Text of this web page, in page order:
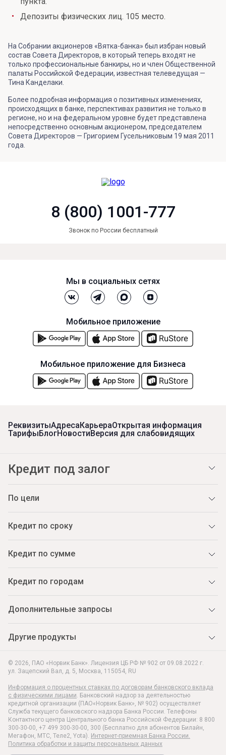
Депозиты физических лиц. 105 место.
На Собрании акционеров «Вятка-банка» был избран новый
состав Совета Директоров, в который теперь входят не
только профессиональные банкиры, но и член Общественной
палаты Российской Федерации, известная телеведущая —
Тина Канделаки.
Более подробная информация о позитивных изменениях,
происходящих в банке, перспективах развития не только в
регионе, но и на федеральном уровне будет представлена
непосредственно основным акционером, председателем
Совета Директоров — Григорием Гусельниковым 19 мая 2011
года.
8 (800) 1001-777
Звонок по России бесплатный
© 2026, ПАО «Норвик Банк». Лицензия ЦБ РФ № 902 от 09.08.2022 г.
ул. Зацепский Вал, д. 5, Москва, 115054, RU
Информация о процентных ставках по договорам банковского вклада
с физическими лицами. Банковский надзор за деятельностью
кредитной организации (ПАО«Норвик Банк», № 902) осуществляет
Служба текущего банковского надзора Банка России. Телефоны
Контактного центра Центрального банка Российской Федерации: 8 800
300-30-00, +7 499 300-30-00, 300 (Бесплатно для абонентов Билайн,
Мегафон, МТС, Теле2, Yota). Интернет-приемная Банка России.
Политика обработки и защиты персональных данных
РеквизитыАдресаКарьераОткрытая информация
ТарифыБлогНовостиВерсия для слабовидящих
Кредит под залог
По цели
Кредит по сроку
Кредит по сумме
Кредит по городам
Дополнительные запросы
Другие продукты
Мы в социальных сетях
Мобильное приложение
Мобильное приложение для Бизнеса